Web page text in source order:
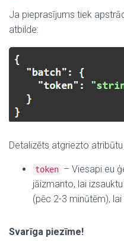
Ja pieprasījums tiek
atbilde:
Detalizēts atgriezto
token – Viesapi.eu
jāizmanto, lai
(pēc 2-3 minūtēm),
Svarīga piezīme!